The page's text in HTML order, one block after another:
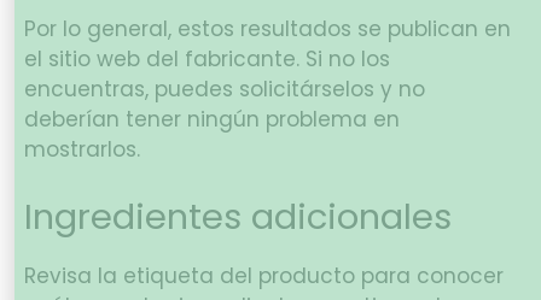
Por lo general, estos resultados se publican en
el sitio web del fabricante. Si no los
encuentras, puedes solicitárselos y no
deberían tener ningún problema en
mostrarlos.
Ingredientes adicionales
Revisa la etiqueta del producto para conocer